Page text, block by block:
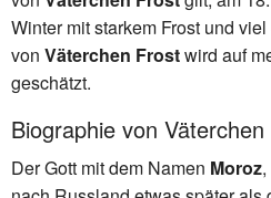
Winter mit starkem Frost und
von Väterchen Frostwird auf
geschätzt.
Biographie von Väterchen
Der Gott mit dem Namen Moroz,